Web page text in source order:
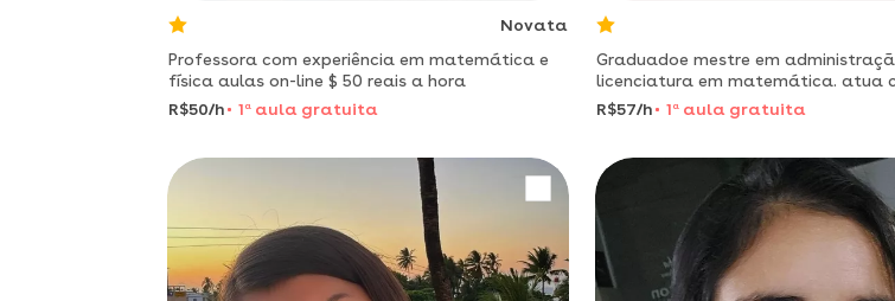
Novata
Professora com experiência em matemática e
física aulas on-line $ 50 reais a hora
R$50/h
1 a aula gratuita
Graduadoe mestre em
licenciatura em matemática. atua
professor do ensino básico técnico e
tecnológico a 3 anos. metodologia
R$57/h 1 a aula gratuita